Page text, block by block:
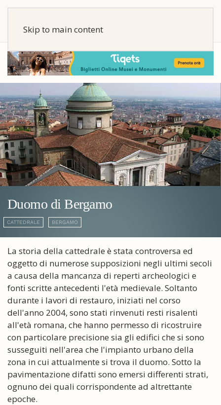
Skip to main content
Duomo di Bergamo
CATTEDRALE BERGAMO
La storia della cattedrale è stata controversa ed
oggetto di numerose supposizioni negli ultimi secoli
a causa della mancanza di reperti archeologici e
fonti scritte antecedenti l'età medievale. Soltanto
durante i lavori di restauro, iniziati nel corso
dell'anno 2004, sono stati rinvenuti resti risalenti
all'età romana, che hanno permesso di ricostruire
con particolare precisione sia gli edifici che si sono
susseguiti nell'area che l'impianto urbano della
zona in cui attualmente si trova il duomo. Sotto la
pavimentazione difatti sono emersi differenti strati,
ognuno dei quali corrispondente ad altrettante
epoche.